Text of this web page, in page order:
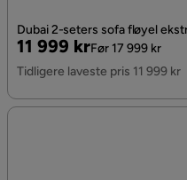
Dubai 2-seters sofa fløyel
Pris
11 999 kr
Original
Pris
Før 17 999 kr
Tidligere laveste pris 11 999 kr